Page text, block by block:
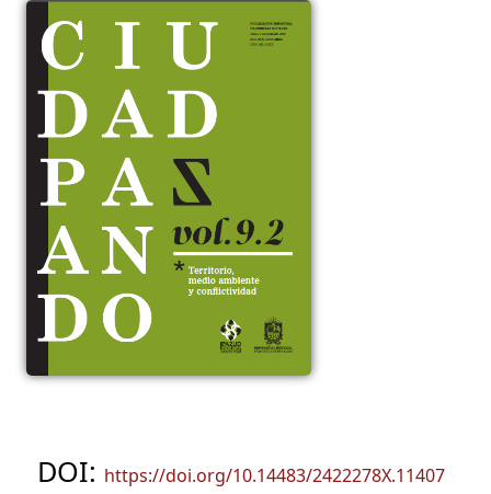
DOI: https://doi.org/10.14483/2422278X.11407